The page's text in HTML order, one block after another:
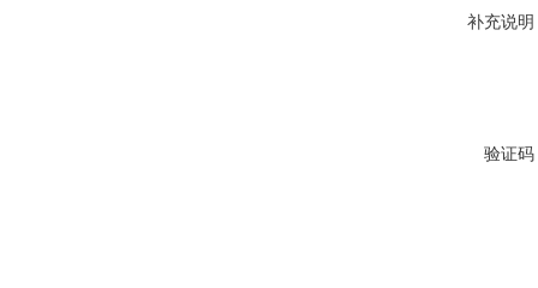
补充说明
验证码